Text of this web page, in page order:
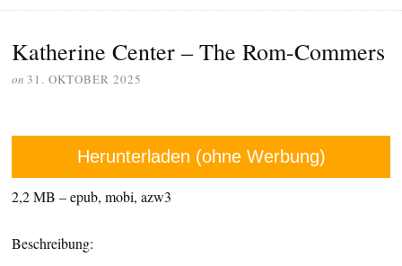
Katherine Center – The Rom-Commers
on 31. OKTOBER 2025
Herunterladen (ohne Werbung)
2,2 MB – epub, mobi, azw3
Beschreibung: